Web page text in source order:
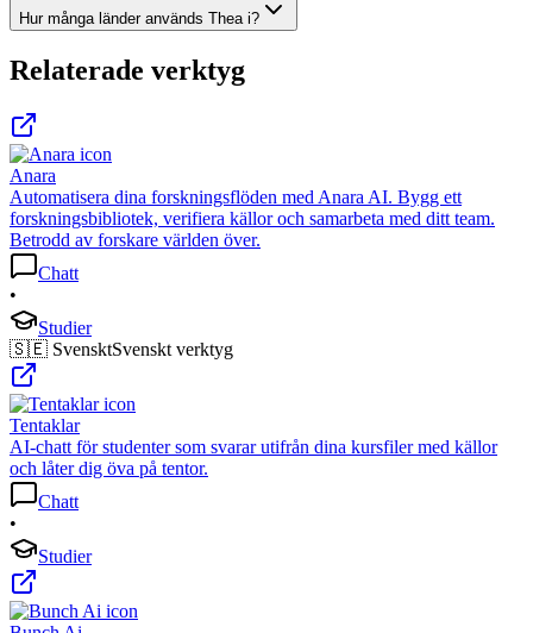
Hur många länder används Thea i?
Relaterade verktyg
Anara
Automatisera dina forskningsflöden med Anara AI. Bygg ett
forskningsbibliotek, verifiera källor och samarbeta med ditt team.
Betrodd av forskare världen över.
Chatt
•
Studier
🇸🇪 SvensktSvenskt verktyg
Tentaklar
AI-chatt för studenter som svarar utifrån dina kursfiler med källor
och låter dig öva på tentor.
Chatt
•
Studier